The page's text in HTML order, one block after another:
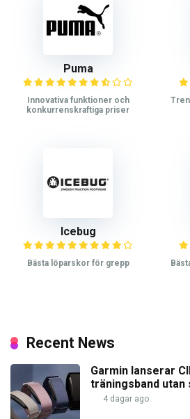
Puma
Innovativa funktioner och
konkurrenskraftiga priser
Icebug
Bästa löparskor för grepp
Recent News
Garmin lanserar
träningsband utan
4 dagar ago